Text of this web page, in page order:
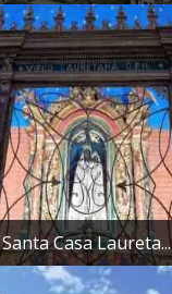
Santa Casa Laureta...